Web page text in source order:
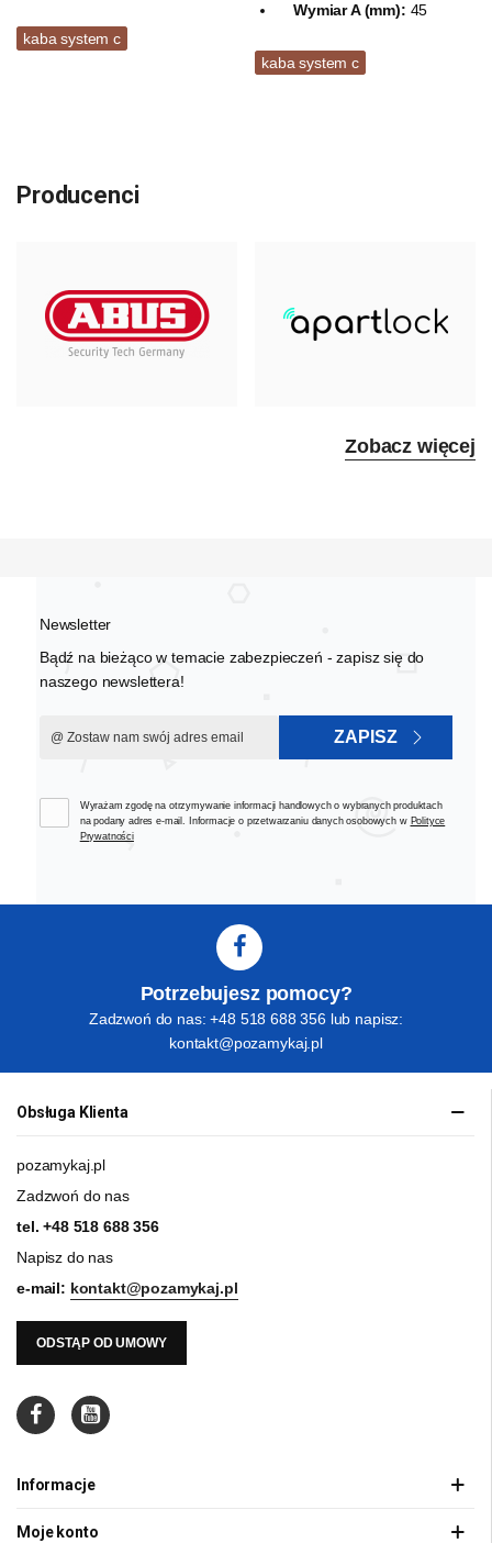
kaba system c
Wymiar A (mm): 45
kaba system c
Producenci
Zobacz więcej
Newsletter
Bądź na bieżąco w temacie zabezpieczeń - zapisz się do
naszego newslettera!
ZAPISZ
Wyrażam zgodę na otrzymywanie informacji handlowych o wybranych produktach
na podany adres e-mail. Informacje o przetwarzaniu danych osobowych w Polityce
Prywatności
Potrzebujesz pomocy?
Zadzwoń do nas: +48 518 688 356 lub napisz:
kontakt@pozamykaj.pl
Obsługa Klienta
pozamykaj.pl
Zadzwoń do nas
tel.+48 518 688 356
Napisz do nas
e-mail: kontakt@pozamykaj.pl
ODSTĄP OD UMOWY
Informacje
Moje konto